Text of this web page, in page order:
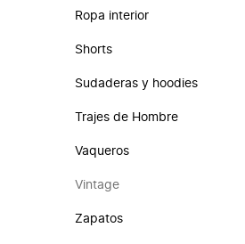
Ropa interior
Shorts
Sudaderas y hoodies
Trajes de Hombre
Vaqueros
Vintage
Zapatos